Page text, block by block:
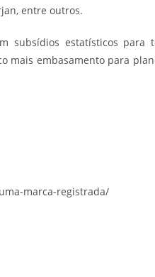
entre outros.
subsídios estatísticos para
mais embasamento para
marca-registrada/